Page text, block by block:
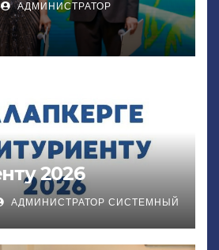
АДМИНИСТРАТОР
2026
АДМИНИСТРАТОР СИСТЕМНЫЙ